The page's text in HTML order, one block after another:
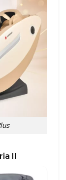
II